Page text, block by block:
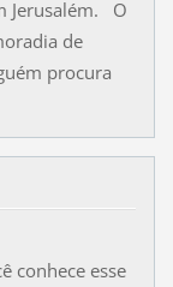
Jerusalém. O
de
procura
conhece esse